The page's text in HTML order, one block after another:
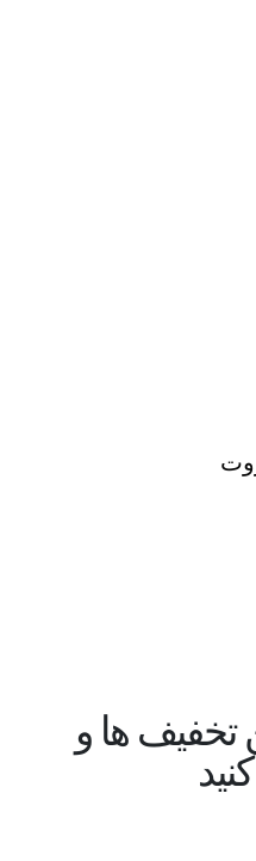
تخفیف ها و